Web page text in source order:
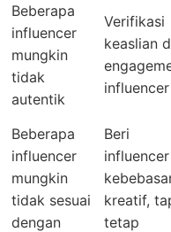
Beberapa
influencer
mungkin
tidak
autentik
Verifikasi
keaslian
influencer
Beberapa
influencer
mungkin
tidak sesuai
dengan
Beri
influencer
kreatif,
tetap